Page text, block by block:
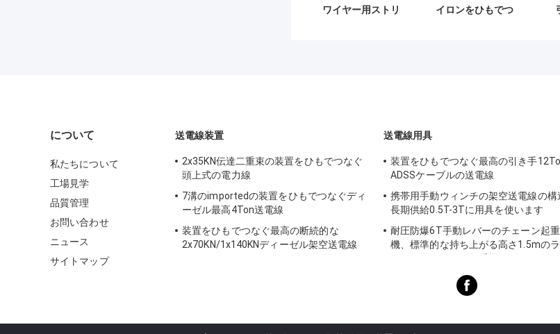
ワイヤー用ストリ
イロンをひもでつ
について
私たちについて
工場見学
品質管理
お問い合わせ
ニュース
サイトマップ
送電線装置
2x35KN伝達二重束の装置をひもでつなぐ
頭上式の電力線
7溝のimportedの装置をひもでつなぐディ
ーゼル最高4Ton送電線
装置をひもでつなぐ最高の断続的な
2x70KN/1x140KNディーゼル架空送電線
送電線用具
装置をひもでつなぐ最高の引き手
ADSSケーブルの送電線
携帯用手動ウィンチの架空送電線の構
長期供給0.5T-3Tに用具を使います
耐圧防爆6T手動レバーのチェーン起重
機、標準的な持ち上がる高さ1.5mの